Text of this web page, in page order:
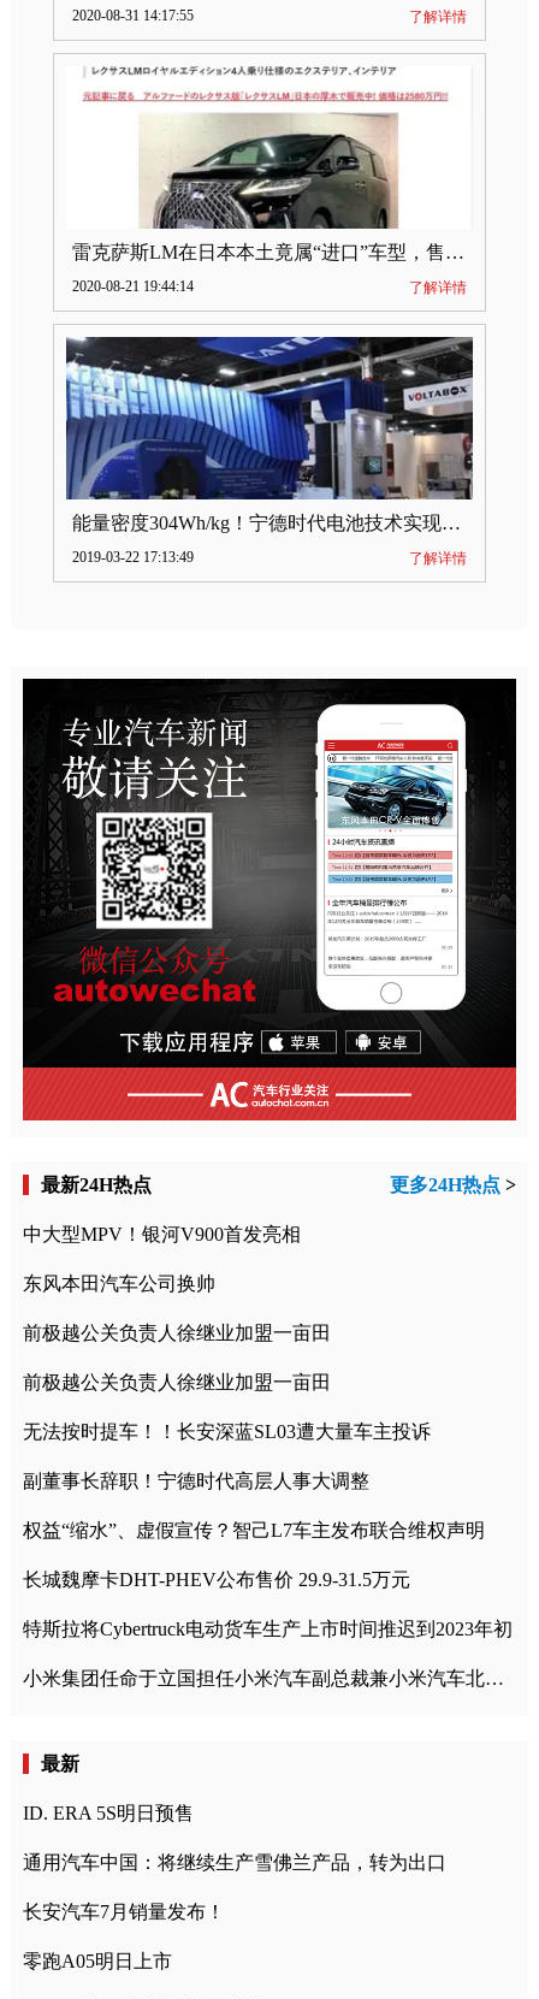
2020-08-31 14:17:55 了解详情
雷克萨斯LM在日本本土竟属“进口”车型，售价2580万日元
2020-08-21 19:44:14 了解详情
能量密度304Wh/kg！宁德时代电池技术实现突破
2019-03-22 17:13:49 了解详情
最新24H热点 更多24H热点 >
中大型MPV！银河V900首发亮相
东风本田汽车公司换帅
前极越公关负责人徐继业加盟一亩田
前极越公关负责人徐继业加盟一亩田
无法按时提车！！长安深蓝SL03遭大量车主投诉
副董事长辞职！宁德时代高层人事大调整
权益“缩水”、虚假宣传？智己L7车主发布联合维权声明
长城魏摩卡DHT-PHEV公布售价 29.9-31.5万元
特斯拉将Cybertruck电动货车生产上市时间推迟到2023年初
小米集团任命于立国担任小米汽车副总裁兼小米汽车北京总部政委
最新
ID. ERA 5S明日预售
通用汽车中国：将继续生产雪佛兰产品，转为出口
长安汽车7月销量发布！
零跑A05明日上市